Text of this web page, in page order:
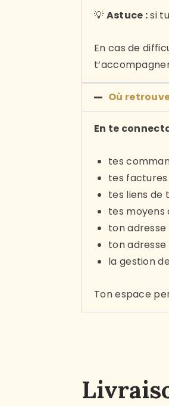
💡 Astuce :si
En cas de
Où
En te
tes
tes factures
tes liens de
tes moyens
ton
ton adresse
la gestion
Ton espace